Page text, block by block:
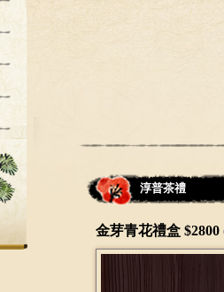
淳普茶禮
金芽青花禮盒 $2800